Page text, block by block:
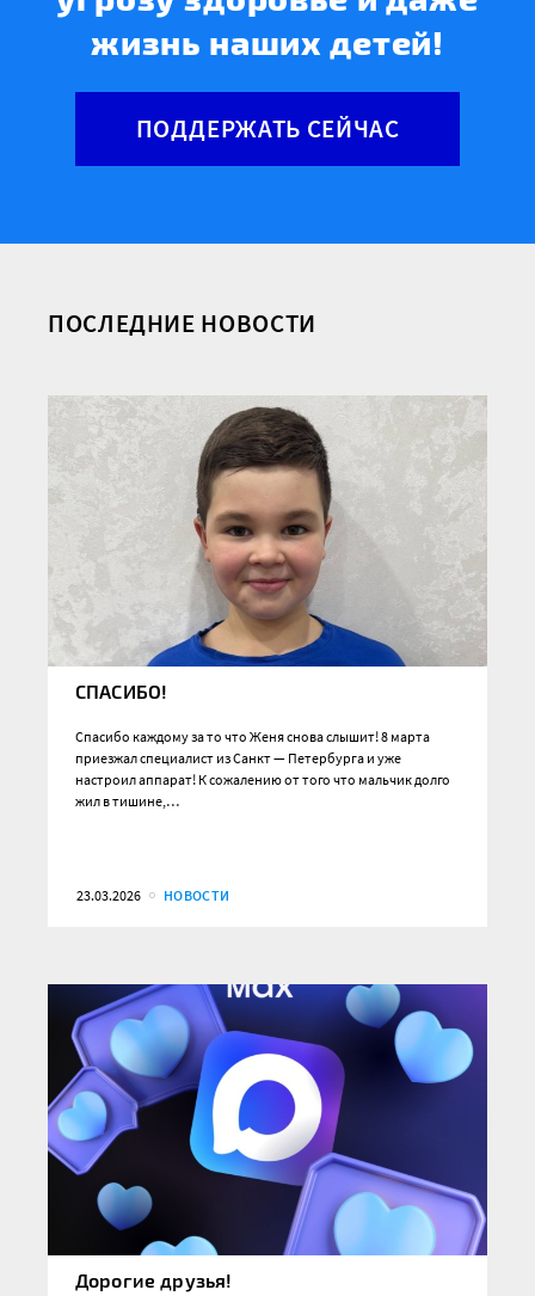
жизнь наших детей!
ПОДДЕРЖАТЬ СЕЙЧАС
ПОСЛЕДНИЕ НОВОСТИ
СПАСИБО!
Спасибо каждому за то что Женя снова слышит! 8 марта
приезжал специалист из Санкт — Петербурга и уже
настроил аппарат! К сожалению от того что мальчик долго
жил в тишине,…
23.03.2026 НОВОСТИ
Дорогие друзья!